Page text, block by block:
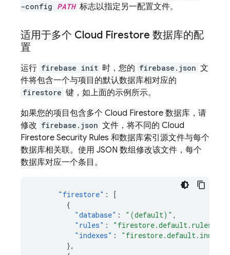
-config PATH 标志以指定另一配置文件。
适用于多个 Cloud Firestore 数据库的配
置
运行 firebase init 时，您的 firebase.json 文
件将包含一个与项目的默认数据库相对应的
firestore 键，如上面的示例所示。
如果您的项目包含多个 Cloud Firestore 数据库，请
修改 firebase.json 文件，将不同的 Cloud
Firestore Security Rules 和数据库索引源文件与每个
数据库相关联。使用 JSON 数组修改该文件，每个
数据库对应一个条目。
"firestore" :
[
{
"database" : "(default)" ,
"rules" : "firestore.default.rules"
"indexes" :
},